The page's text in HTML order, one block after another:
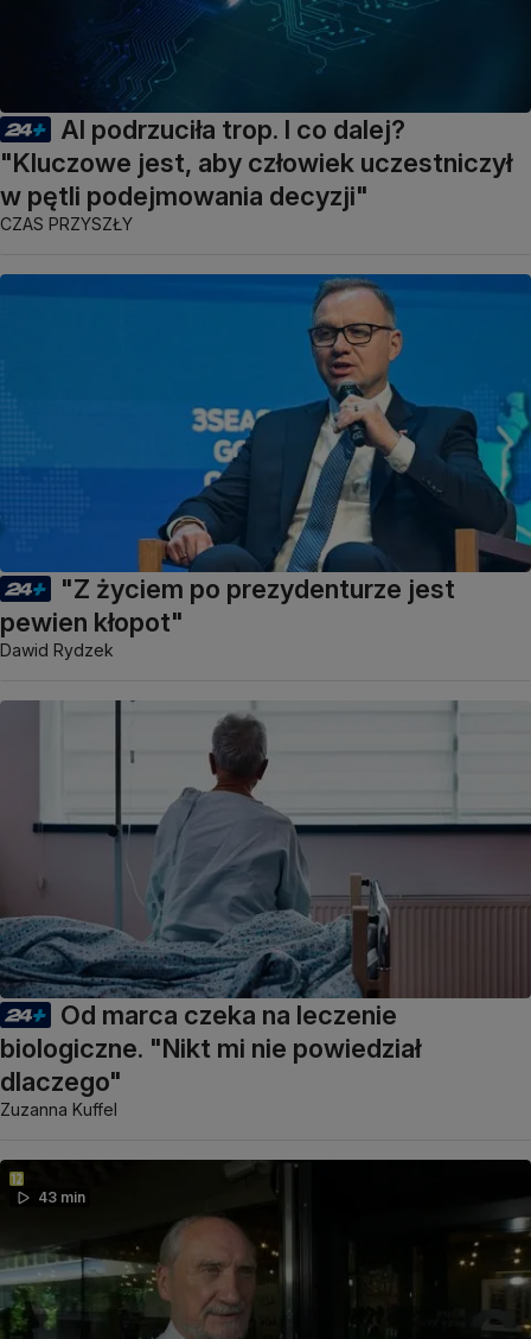
AI podrzuciła trop. I co dalej?
"Kluczowe jest, aby człowiek uczestniczył
w pętli podejmowania decyzji"
CZAS PRZYSZŁY
"Z życiem po prezydenturze jest
pewien kłopot"
Dawid Rydzek
Od marca czeka na leczenie
biologiczne. "Nikt mi nie powiedział
dlaczego"
Zuzanna Kuffel
43 min